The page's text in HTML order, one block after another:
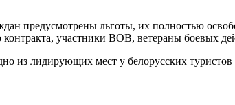
предусмотрены льготы, их полностью
контракта, участники ВОВ, ветераны боевых
из лидирующих мест у белорусских туристов